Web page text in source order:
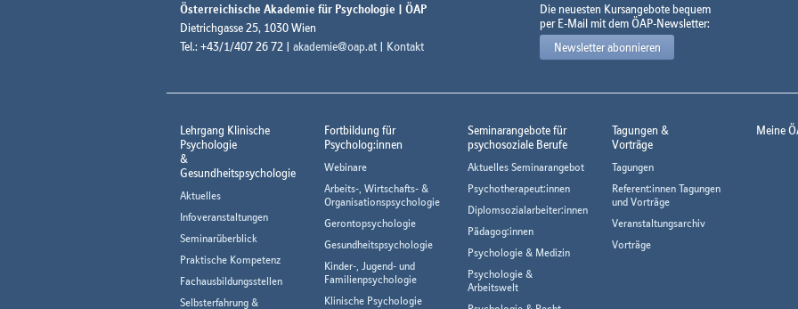
Österreichische Akademie für Psychologie | ÖAP
Dietrichgasse 25, 1030 Wien
Tel.: +43/1/407 26 72 | akademie@oap.at | Kontakt
Die neuesten Kursangebote bequem
per E-Mail mit dem ÖAP-Newsletter:
Newsletter abonnieren
Lehrgang Klinische
Psychologie
&
Gesundheitspsychologie
Aktuelles
Infoveranstaltungen
Seminarüberblick
Praktische Kompetenz
Fachausbildungsstellen
Selbsterfahrung &
Fortbildung für
Psycholog:innen
Webinare
Arbeits-, Wirtschafts- &
Organisationspsychologie
Gerontopsychologie
Gesundheitspsychologie
Kinder-, Jugend- und
Familienpsychologie
Klinische Psychologie
Seminarangebote für
psychosoziale Berufe
Aktuelles Seminarangebot
Psychotherapeut:innen
Diplomsozialarbeiter:innen
Pädagog:innen
Psychologie & Medizin
Psychologie &
Arbeitswelt
Tagungen &
Vorträge
Tagungen
Referent:innen Tagungen
und Vorträge
Veranstaltungsarchiv
Vorträge
Meine